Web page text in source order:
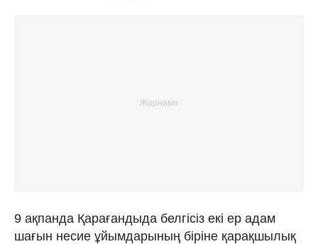
9 ақпанда Қарағандыда белгісіз екі ер адам
шағын несие ұйымдарының біріне қарақшылық